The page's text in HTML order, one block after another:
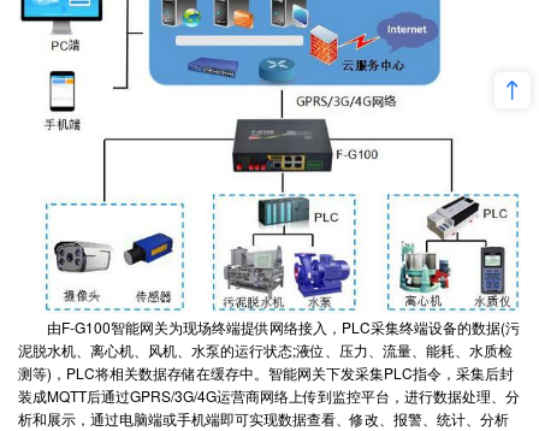
由F-G100智能网关为现场终端提供网络接入，PLC采集终端设备的数据(污
泥脱水机、离心机、风机、水泵的运行状态;液位、压力、流量、能耗、水质检
测等)，PLC将相关数据存储在缓存中。智能网关下发采集PLC指令，采集后封
装成MQTT后通过GPRS/3G/4G运营商网络上传到监控平台，进行数据处理、分
析和展示，通过电脑端或手机端即可实现数据查看、修改、报警、统计、分析